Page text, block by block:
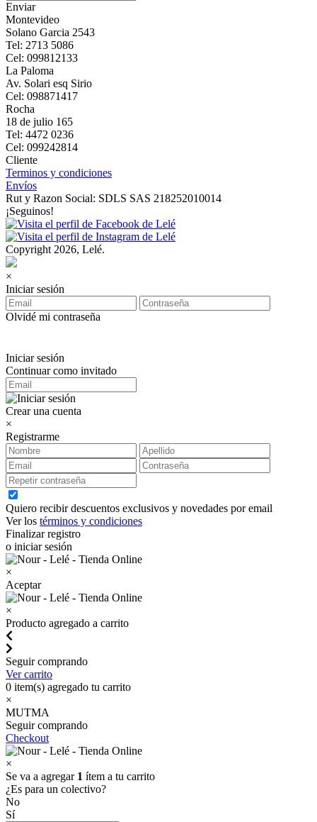
Enviar
Montevideo
Solano Garcia 2543
Tel: 2713 5086
Cel: 099812133
La Paloma
Av. Solari esq Sirio
Cel: 098871417
Rocha
18 de julio 165
Tel: 4472 0236
Cel: 099242814
Cliente
Terminos y condiciones
Envíos
Rut y Razon Social: SDLS SAS 218252010014
¡Seguinos!
Copyright 2026, Lelé.
×
Iniciar sesión
Olvidé mi contraseña
Iniciar sesión
Continuar como invitado
Crear una cuenta
×
Registrarme
Quiero recibir descuentos exclusivos y novedades por email
Ver los términos y condiciones
Finalizar registro
o iniciar sesión
×
Aceptar
×
Producto agregado a carrito
Seguir comprando
Ver carrito
0 item(s) agregado tu carrito
×
MUTMA
Seguir comprando
Checkout
×
Se va a agregar 1 ítem a tu carrito
¿Es para un colectivo?
No
Sí